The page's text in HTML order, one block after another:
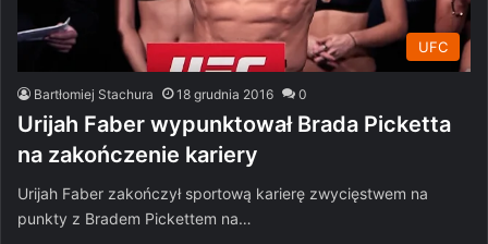
UFC
Bartłomiej Stachura 18 grudnia 2016 0
Urijah Faber wypunktował Brada Picketta
na zakończenie kariery
Urijah Faber zakończył sportową karierę zwycięstwem na
punkty z Bradem Pickettem na…